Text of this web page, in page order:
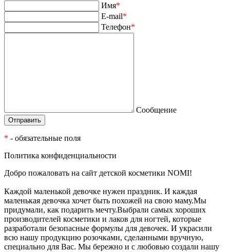
Имя*
E-mail*
Телефон*
Сообщение
* - обязательные поля
Политика конфиденциальности
Добро пожаловать на сайт детской косметики NOMI!
Каждой маленькой девочке нужен праздник. И каждая
маленькая девочка хочет быть похожей на свою маму.Мы
придумали, как подарить мечту.Выбрали самых хороших
производителей косметики и лаков для ногтей, которые
разработали безопасные формулы для девочек. И украсили
всю нашу продукцию розочками, сделанными вручную,
специально для Вас. Мы бережно и с любовью создали нашу